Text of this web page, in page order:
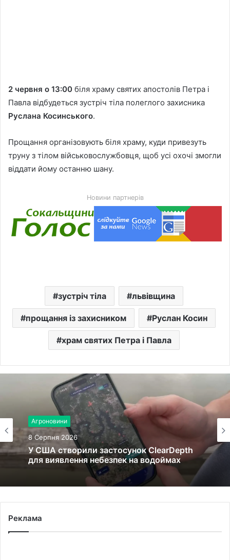
2 червня о 13:00 біля храму святих апостолів Петра і
Павла відбудеться зустріч тіла полеглого захисника
Руслана Косинського.
Прощання організовують біля храму, куди привезуть
труну з тілом військовослужбовця, щоб усі охочі змогли
віддати йому останню шану.
Новини партнерів
зустріч тіла львівщина
прощання із захисником Руслан Косин
храм святих Петра і Павла
Агроновини
8 Серпня 2026
У США створили застосунок ClearDepth
для виявлення небезпек на водоймах
Реклама